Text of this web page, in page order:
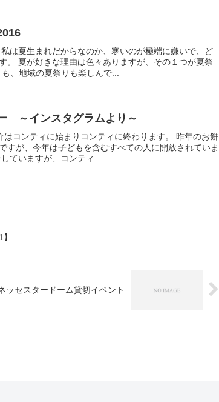
は夏生まれだからなのか、寒いのが極端に嫌いで、ど
。 夏が好きな理由は色々ありますが、その１つが夏祭
、地域の夏祭りも楽しんで...
～インスタグラムより～
コンティに始まりコンティに終わります。 昨年のお餅
すが、今年は子どもを含むすべての人に開放されていま
ていますが、コンティ...
ッセスタードーム貸切イベント